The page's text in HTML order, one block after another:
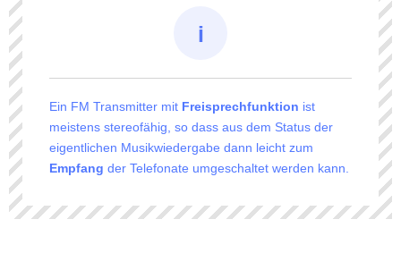
Ein FM Transmitter mit Freisprechfunktion ist
meistens stereofähig, so dass aus dem Status der
eigentlichen Musikwiedergabe dann leicht zum
Empfang der Telefonate umgeschaltet werden kann.